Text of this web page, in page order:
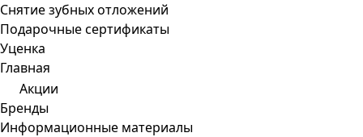
Снятие зубных отложений
Подарочные сертификаты
Уценка
Главная
Акции
Бренды
Информационные материалы